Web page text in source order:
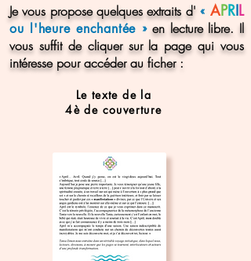
Je vous propose quelques extraits d'«APRIL
ou l'heure enchantée »en lecture libre. Il
vous suffit de cliquer sur la page qui vous
intéresse pour accéder au ficher :
Le texte de la
4è de couverture